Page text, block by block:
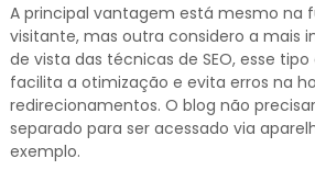
A principal vantagem está mesmo na
visitante, mas outra considero a mais
de vista das técnicas de SEO, esse
facilita a otimização e evita erros na
redirecionamentos. O blog não
separado para ser acessado via
exemplo.